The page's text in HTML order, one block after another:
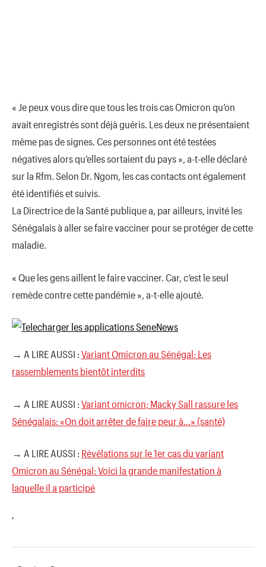
« Je peux vous dire que tous les trois cas Omicron qu’on
avait enregistrés sont déjà guéris. Les deux ne présentaient
même pas de signes. Ces personnes ont été testées
négatives alors qu’elles sortaient du pays », a-t-elle déclaré
sur la Rfm. Selon Dr. Ngom, les cas contacts ont également
été identifiés et suivis.
La Directrice de la Santé publique a, par ailleurs, invité les
Sénégalais à aller se faire vacciner pour se protéger de cette
maladie.
« Que les gens aillent le faire vacciner. Car, c’est le seul
remède contre cette pandémie », a-t-elle ajouté.
→ A LIRE AUSSI : Variant Omicron au Sénégal: Les
rassemblements bientôt interdits
→ A LIRE AUSSI : Variant omicron; Macky Sall rassure les
Sénégalais: «On doit arrêter de faire peur à…» (santé)
→ A LIRE AUSSI : Révélations sur le 1er cas du variant
Omicron au Sénégal: Voici la grande manifestation à
laquelle il a participé
'